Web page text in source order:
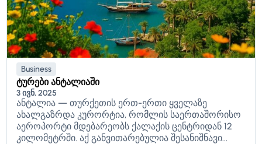
Business
ტურები ანტალიაში
3 ივნ, 2025
ანტალია — თურქეთის ერთ-ერთი ყველაზე
ახალგაზრდა კურორტია, რომლის საერთაშორისო
აეროპორტი მდებარეობს ქალაქის ცენტრიდან 12
კილომეტრში. აქ განვითარებულია შესანიშნავი...